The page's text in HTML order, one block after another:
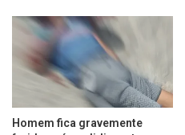
Homem fica gravemente